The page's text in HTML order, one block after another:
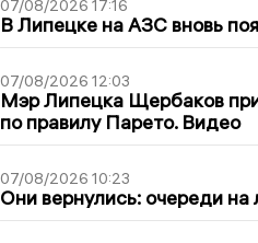
07/08/2026 17:16
В Липецке на АЗС вновь
07/08/2026 12:03
Мэр Липецка Щербаков
по правилу Парето. Видео
07/08/2026 10:23
Они вернулись: очереди